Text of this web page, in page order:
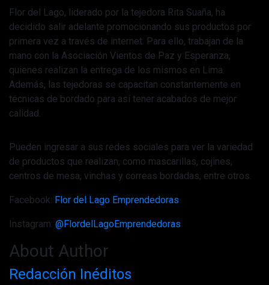
Flor del Lago, liderado por la tejedora Rita Suaña, ha
decidido salir adelante promocionando sus productos por
primera vez a través de internet. Para ello, trabajan de la
mano con la Asociación Vientos de Paz y Esperanza,
quienes realizan la entrega de los mismos en Lima.
Además, las tejedoras se capacitan constantemente en
técnicas de bordado para así tener acabados de mejor
calidad.
Pueden ingresar a sus redes sociales para ver la variedad
de productos que realizan, como mascarillas, cojines,
centros de mesa, vinchas y correas bordadas, entre otros.
Facebook: Flor del Lago Emprendedoras
Instagram: @FlordelLagoEmprendedoras
About Author
Redacción Inéditos